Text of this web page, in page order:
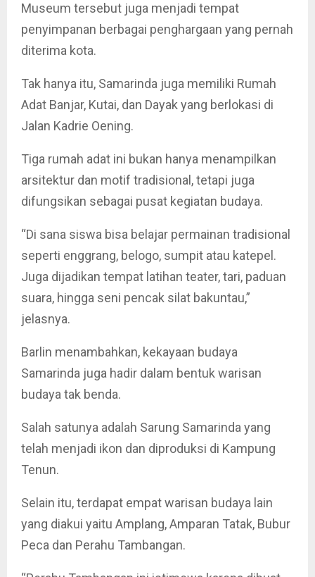
Museum tersebut juga menjadi tempat
penyimpanan berbagai penghargaan yang pernah
diterima kota.
Tak hanya itu, Samarinda juga memiliki Rumah
Adat Banjar, Kutai, dan Dayak yang berlokasi di
Jalan Kadrie Oening.
Tiga rumah adat ini bukan hanya menampilkan
arsitektur dan motif tradisional, tetapi juga
difungsikan sebagai pusat kegiatan budaya.
“Di sana siswa bisa belajar permainan tradisional
seperti enggrang, belogo, sumpit atau katepel.
Juga dijadikan tempat latihan teater, tari, paduan
suara, hingga seni pencak silat bakuntau,”
jelasnya.
Barlin menambahkan, kekayaan budaya
Samarinda juga hadir dalam bentuk warisan
budaya tak benda.
Salah satunya adalah Sarung Samarinda yang
telah menjadi ikon dan diproduksi di Kampung
Tenun.
Selain itu, terdapat empat warisan budaya lain
yang diakui yaitu Amplang, Amparan Tatak, Bubur
Peca dan Perahu Tambangan.